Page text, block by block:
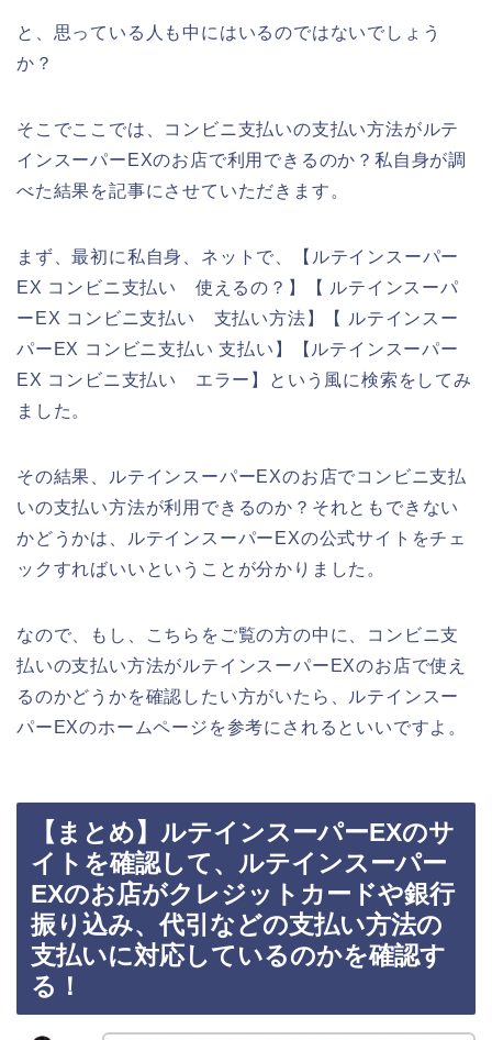
と、思っている人も中にはいるのではないでしょう
か？
そこでここでは、コンビニ支払いの支払い方法がルテ
インスーパーEXのお店で利用できるのか？私自身が調
べた結果を記事にさせていただきます。
まず、最初に私自身、ネットで、【ルテインスーパー
EX コンビニ支払い 使えるの？】【 ルテインスーパ
ーEX コンビニ支払い 支払い方法】【 ルテインスー
パーEX コンビニ支払い 支払い】【ルテインスーパー
EX コンビニ支払い エラー】という風に検索をしてみ
ました。
その結果、ルテインスーパーEXのお店でコンビニ支払
いの支払い方法が利用できるのか？それともできない
かどうかは、ルテインスーパーEXの公式サイトをチェ
ックすればいいということが分かりました。
なので、もし、こちらをご覧の方の中に、コンビニ支
払いの支払い方法がルテインスーパーEXのお店で使え
るのかどうかを確認したい方がいたら、ルテインスー
パーEXのホームページを参考にされるといいですよ。
【まとめ】ルテインスーパーEXのサ
イトを確認して、ルテインスーパー
EXのお店がクレジットカードや銀行
振り込み、代引などの支払い方法の
支払いに対応しているのかを確認す
る！